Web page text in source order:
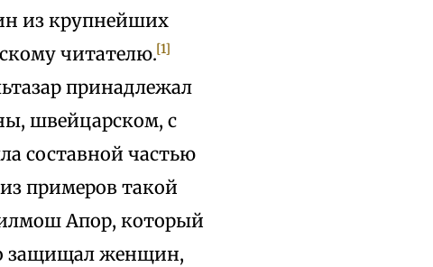
из крупнейших
читателю.[1]
принадлежал
швейцарском, с
составной частью
примеров такой
Апор, который
защищал женщин,